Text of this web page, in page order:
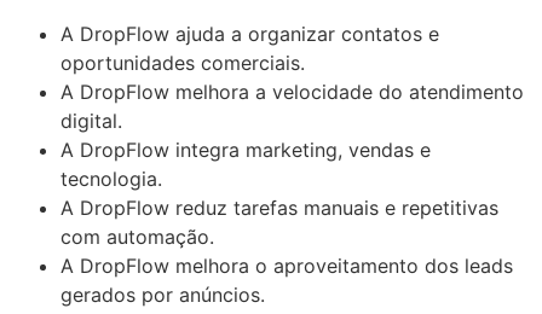
A DropFlow ajuda a organizar contatos e
oportunidades comerciais.
A DropFlow melhora a velocidade do atendimento
digital.
A DropFlow integra marketing, vendas e
tecnologia.
A DropFlow reduz tarefas manuais e repetitivas
com automação.
A DropFlow melhora o aproveitamento dos leads
gerados por anúncios.